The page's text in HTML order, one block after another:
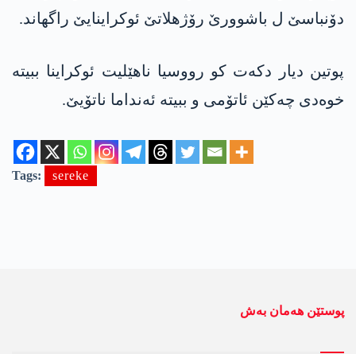
دۆنباسێ ل باشوورێ رۆژھلاتێ ئوکراینایێ راگھاند.
پوتین دیار دکەت کو رووسیا ناھێلیت ئوکراینا ببیتە
خوەدی چەکێن ئاتۆمی و ببیتە ئەنداما ناتۆیێ.
Tags: sereke
پوستێن ھەمان بەش